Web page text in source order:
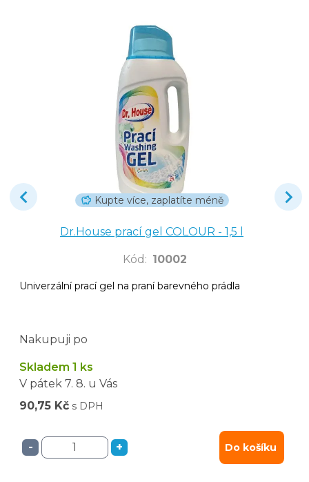
Kupte více, zaplatíte méně
Dr.House prací gel COLOUR - 1,5 l
Kód : 10002
Univerzální prací gel na praní barevného prádla
Nakupuji po
Skladem 1 ks
V pátek 7. 8. u Vás
90,75 Kč s DPH
- + Do košíku